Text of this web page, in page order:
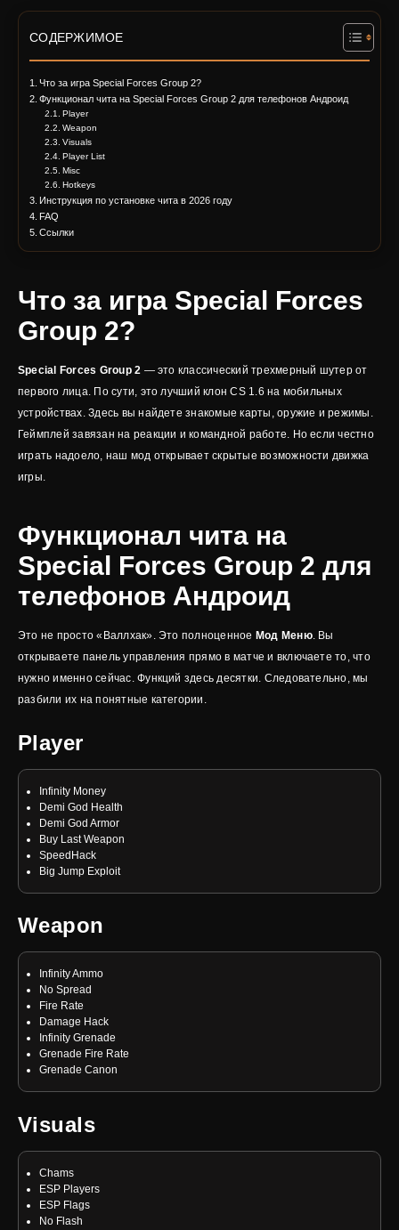
СОДЕРЖИМОЕ
Что за игра Special Forces Group 2?
Функционал чита на Special Forces Group 2 для телефонов Андроид
Player
Weapon
Visuals
Player List
Misc
Hotkeys
Инструкция по установке чита в 2026 году
FAQ
Ссылки
Что за игра Special Forces
Group 2?
Special Forces Group 2 — это классический трехмерный шутер от
первого лица. По сути, это лучший клон CS 1.6 на мобильных
устройствах. Здесь вы найдете знакомые карты, оружие и режимы.
Геймплей завязан на реакции и командной работе. Но если честно
играть надоело, наш мод открывает скрытые возможности движка
игры.
Функционал чита на
Special Forces Group 2 для
телефонов Андроид
Это не просто «Валлхак». Это полноценное Мод Меню. Вы
открываете панель управления прямо в матче и включаете то, что
нужно именно сейчас. Функций здесь десятки. Следовательно, мы
разбили их на понятные категории.
Player
Infinity Money
Demi God Health
Demi God Armor
Buy Last Weapon
SpeedHack
Big Jump Exploit
Weapon
Infinity Ammo
No Spread
Fire Rate
Damage Hack
Infinity Grenade
Grenade Fire Rate
Grenade Canon
Visuals
Chams
ESP Players
ESP Flags
No Flash